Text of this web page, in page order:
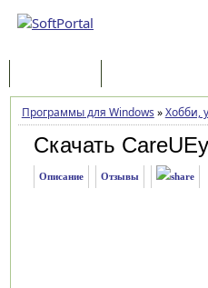
Программы для Windows »Хобби,
Скачать
Описание Отзывы